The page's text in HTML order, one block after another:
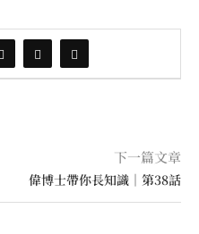
下一篇文章
偉博士帶你長知識｜第38話